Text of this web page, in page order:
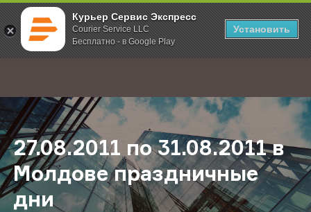
Курьер Сервис Экспресс
Courier Service LLC
Бесплатно - в Google Play
Установить
; Главная О компании Новости 27.08.2011 по 31.08.2011 в
27.08.2011 по 31.08.2011 в
Молдове праздничные
дни